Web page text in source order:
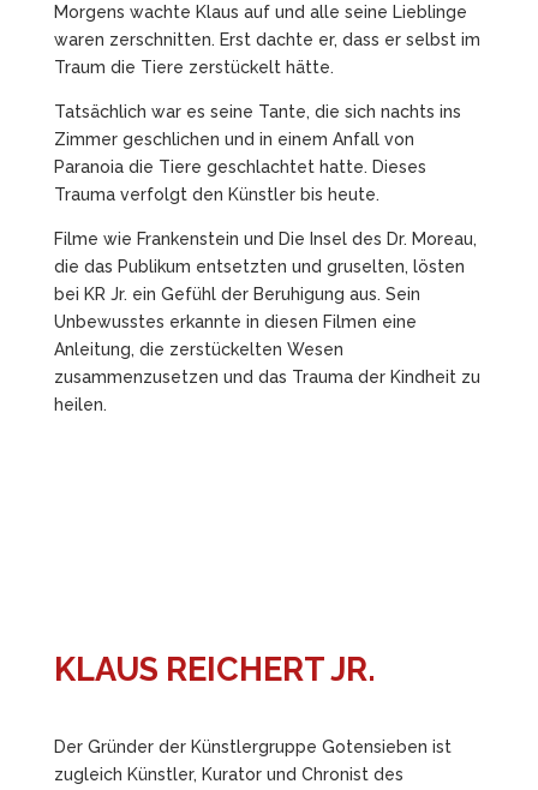
Morgens wachte Klaus auf und alle seine Lieblinge
waren zerschnitten. Erst dachte er, dass er selbst im
Traum die Tiere zerstückelt hätte.
Tatsächlich war es seine Tante, die sich nachts ins
Zimmer geschlichen und in einem Anfall von
Paranoia die Tiere geschlachtet hatte. Dieses
Trauma verfolgt den Künstler bis heute.
Filme wie Frankenstein und Die Insel des Dr. Moreau,
die das Publikum entsetzten und gruselten, lösten
bei KR Jr. ein Gefühl der Beruhigung aus. Sein
Unbewusstes erkannte in diesen Filmen eine
Anleitung, die zerstückelten Wesen
zusammenzusetzen und das Trauma der Kindheit zu
heilen.
KLAUS REICHERT JR.
Der Gründer der Künstlergruppe Gotensieben ist
zugleich Künstler, Kurator und Chronist des